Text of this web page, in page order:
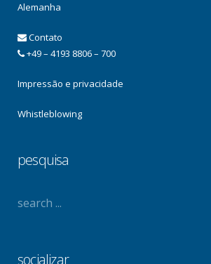
Alemanha
Contato
+49 – 4193 8806 – 700
Impressão e privacidade
Whistleblowing
pesquisa
socializar